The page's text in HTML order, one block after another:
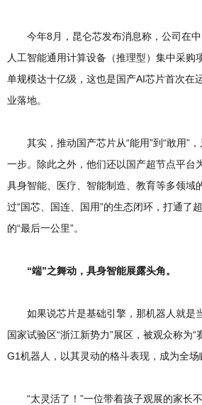
今年8月，昆仑芯发布消息称，公司在
人工智能通用计算设备（推理型）集中采购
单规模达十亿级，这也是国产AI芯片首次在
业落地。
其实，推动国产芯片从“能用”到“敢用”
一步。除此之外，他们还以国产超节点平台
具身智能、医疗、智能制造、教育等多领域
过“国芯、国连、国用”的生态闭环，打通了
的“最后一公里”。
“端”之舞动，具身智能展露头角。
如果说芯片是基础引擎，那机器人就是
国家试验区“浙江新势力”展区，被观众称为“
G1机器人，以其灵动的格斗表现，成为全场
“太灵活了！”一位带着孩子观展的家长